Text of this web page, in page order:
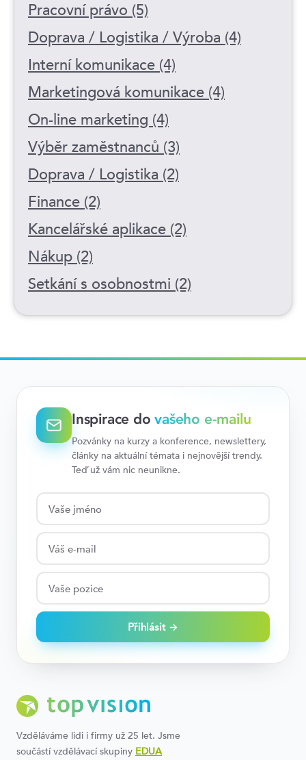
Pracovní právo (5)
Doprava / Logistika / Výroba (4)
Interní komunikace (4)
Marketingová komunikace (4)
On-line marketing (4)
Výběr zaměstnanců (3)
Doprava / Logistika (2)
Finance (2)
Kancelářské aplikace (2)
Nákup (2)
Setkání s osobnostmi (2)
Inspirace dovašeho e-mailu
Pozvánky na kurzy a konference, newslettery,
články na aktuální témata i nejnovější trendy.
Teď už vám nic neunikne.
Přihlásit →
Vzděláváme lidi i firmy už 25 let. Jsme
součástí vzdělávací skupiny EDUA